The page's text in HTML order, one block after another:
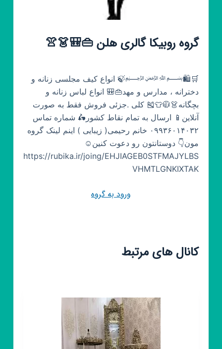
گروه روبیکا گالری هلن 👜🎒👗👚
🛒🛍﷽🍃 انواع کیف مجلسی زنانه و
دخترانه ، مدارس و مهد👜🎒 انواع لباس زنانه و
بچگانه👗🧥👕🎽 کلی .جزئی فروش فقط به صورت
آنلاین📱 ارسال به تمام نقاط کشور🛵 شماره تماس
۰۹۹۳۶۰۱۴۰۳۲ خانم رحیمی( زیبایی ) اینم لینک گروه
مون👇 دوستانتون رو دعوت کنین☺️
https://rubika.ir/joing/EHJIAGEB0STFMAJYLBS
VHMTLGNKIXTAK
ورود به گروه
کانال های مرتبط